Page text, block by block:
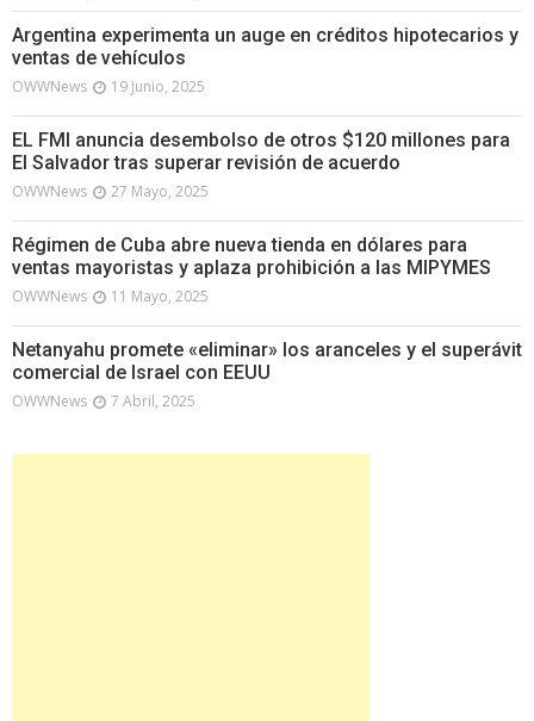
Argentina experimenta un auge en créditos hipotecarios y
ventas de vehículos
OWWNews 19 Junio, 2025
EL FMI anuncia desembolso de otros $120 millones para
El Salvador tras superar revisión de acuerdo
OWWNews 27 Mayo, 2025
Régimen de Cuba abre nueva tienda en dólares para
ventas mayoristas y aplaza prohibición a las MIPYMES
OWWNews 11 Mayo, 2025
Netanyahu promete «eliminar» los aranceles y el superávit
comercial de Israel con EEUU
OWWNews 7 Abril, 2025